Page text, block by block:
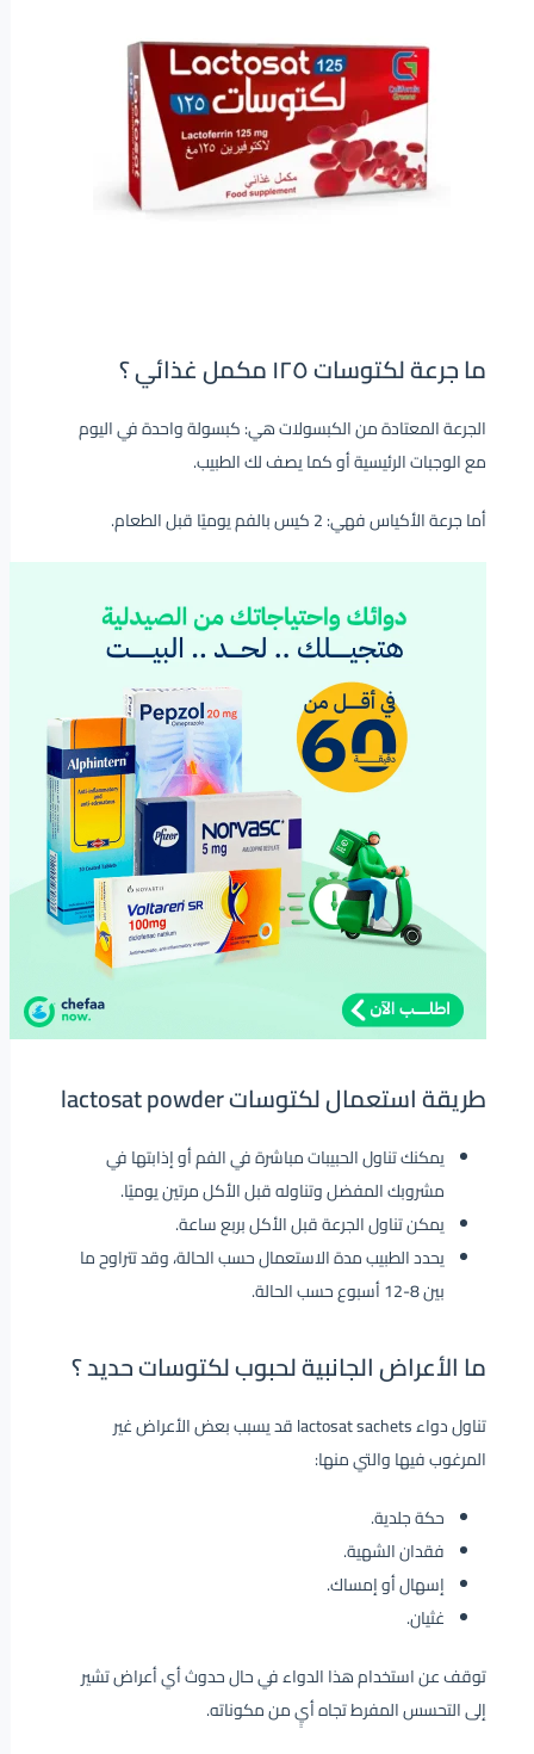
ما جرعة لكتوسات ١٢٥ مكمل غذائي ؟
الجرعة المعتادة من الكبسولات هي: كبسولة واحدة في اليوم
مع الوجبات الرئيسية أو كما يصف لك الطبيب.
أما جرعة الأكياس فهي: 2 كيس بالفم يوميًا قبل الطعام.
طريقة استعمال لكتوسات lactosat powder
يمكنك تناول الحبيبات مباشرة في الفم أو إذابتها في
مشروبك المفضل وتناوله قبل الأكل مرتين يوميًا.
يمكن تناول الجرعة قبل الأكل بربع ساعة.
يحدد الطبيب مدة الاستعمال حسب الحالة، وقد تتراوح ما
بين 8-12 أسبوع حسب الحالة.
ما الأعراض الجانبية لحبوب لكتوسات حديد ؟
تناول دواء lactosat sachets قد يسبب بعض الأعراض غير
المرغوب فيها والتي منها:
حكة جلدية.
فقدان الشهية.
إسهال أو إمساك.
غثيان.
توقف عن استخدام هذا الدواء في حال حدوث أي أعراض تشير
إلى التحسس المفرط تجاه أيٍ من مكوناته.